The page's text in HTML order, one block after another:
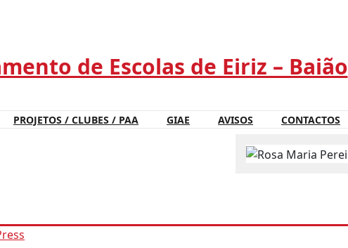
de Escolas de Eiriz – Baião
PROJETOS / CLUBES / PAA GIAE AVISOS CONTACTOS